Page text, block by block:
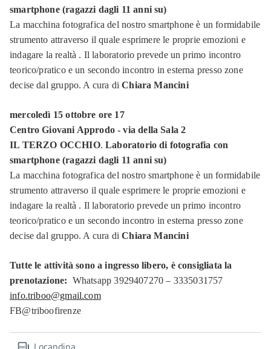
smartphone (ragazzi dagli 11 anni su)
La macchina fotografica del nostro smartphone è un formidabile
strumento attraverso il quale esprimere le proprie emozioni e
indagare la realtà . Il laboratorio prevede un primo incontro
teorico/pratico e un secondo incontro in esterna presso zone
decise dal gruppo. A cura diChiara Mancini
mercoledì 15 ottobre ore 17
Centro Giovani Approdo - via della Sala 2
IL TERZO OCCHIO.Laboratorio di fotografia con
smartphone (ragazzi dagli 11 anni su)
La macchina fotografica del nostro smartphone è un formidabile
strumento attraverso il quale esprimere le proprie emozioni e
indagare la realtà . Il laboratorio prevede un primo incontro
teorico/pratico e un secondo incontro in esterna presso zone
decise dal gruppo. A cura diChiara Mancini
Tutte le attività sono a ingresso libero, è consigliata la
prenotazione: Whatsapp 3929407270 – 3335031757
info.triboo@gmail.com
FB@triboofirenze